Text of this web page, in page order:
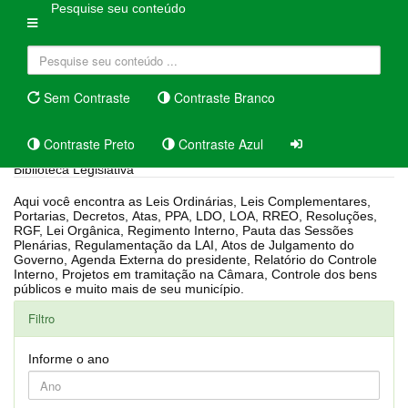
Pesquise seu conteúdo
Sem Contraste Contraste Branco
Contraste Preto Contraste Azul
Biblioteca Legislativa
Aqui você encontra as Leis Ordinárias, Leis Complementares,
Portarias, Decretos, Atas, PPA, LDO, LOA, RREO, Resoluções,
RGF, Lei Orgânica, Regimento Interno, Pauta das Sessões
Plenárias, Regulamentação da LAI, Atos de Julgamento do
Governo, Agenda Externa do presidente, Relatório do Controle
Interno, Projetos em tramitação na Câmara, Controle dos bens
públicos e muito mais de seu município.
Filtro
Informe o ano